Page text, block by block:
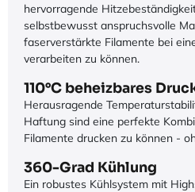
hervorragende
selbstbewusst anspruchsvolle
faserverstärkte Filamente bei
verarbeiten zu können.
110°C beheizbares
Herausragende
Haftung sind eine perfekte
Filamente drucken zu können -
360-Grad Kühlung
Ein robustes Kühlsystem mit